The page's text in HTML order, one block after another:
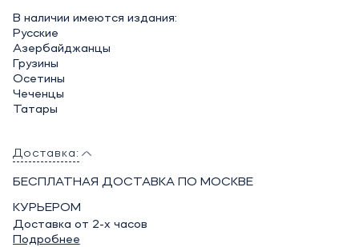
В наличии имеются издания:
Русские
Азербайджанцы
Грузины
Осетины
Чеченцы
Татары
Доставка:
БЕСПЛАТНАЯ ДОСТАВКА ПО МОСКВЕ
КУРЬЕРОМ
Доставка от 2-х часов
Подробнее